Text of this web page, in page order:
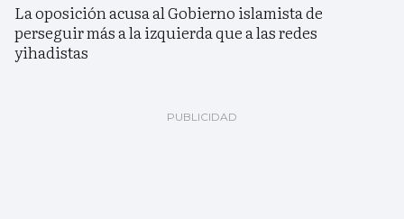
La oposición acusa al Gobierno islamista de
perseguir más a la izquierda que a las redes
yihadistas